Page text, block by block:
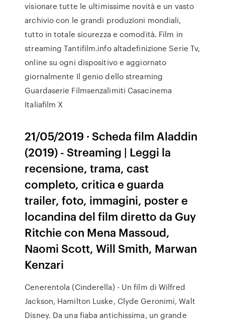
visionare tutte le ultimissime novità e un vasto
archivio con le grandi produzioni mondiali,
tutto in totale sicurezza e comodità. Film in
streaming Tantifilm.info altadefinizione Serie Tv,
online su ogni dispositivo e aggiornato
giornalmente Il genio dello streaming
Guardaserie Filmsenzalimiti Casacinema
Italiafilm X
21/05/2019 · Scheda film Aladdin
(2019) - Streaming | Leggi la
recensione, trama, cast
completo, critica e guarda
trailer, foto, immagini, poster e
locandina del film diretto da Guy
Ritchie con Mena Massoud,
Naomi Scott, Will Smith, Marwan
Kenzari
Cenerentola (Cinderella) - Un film di Wilfred
Jackson, Hamilton Luske, Clyde Geronimi, Walt
Disney. Da una fiaba antichissima, un grande